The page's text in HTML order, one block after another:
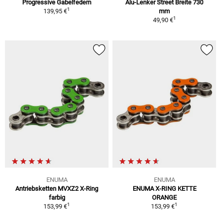
Progressive Gabelfedern
139,95 €1
Alu-Lenker Street Breite 730
mm
49,90 €1
ENUMA
Antriebsketten MVXZ2 X-Ring
farbig
153,99 €1
ENUMA
ENUMA X-RING KETTE
ORANGE
153,99 €1